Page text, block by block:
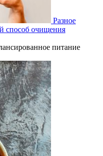
Разное
способ очищения
питание